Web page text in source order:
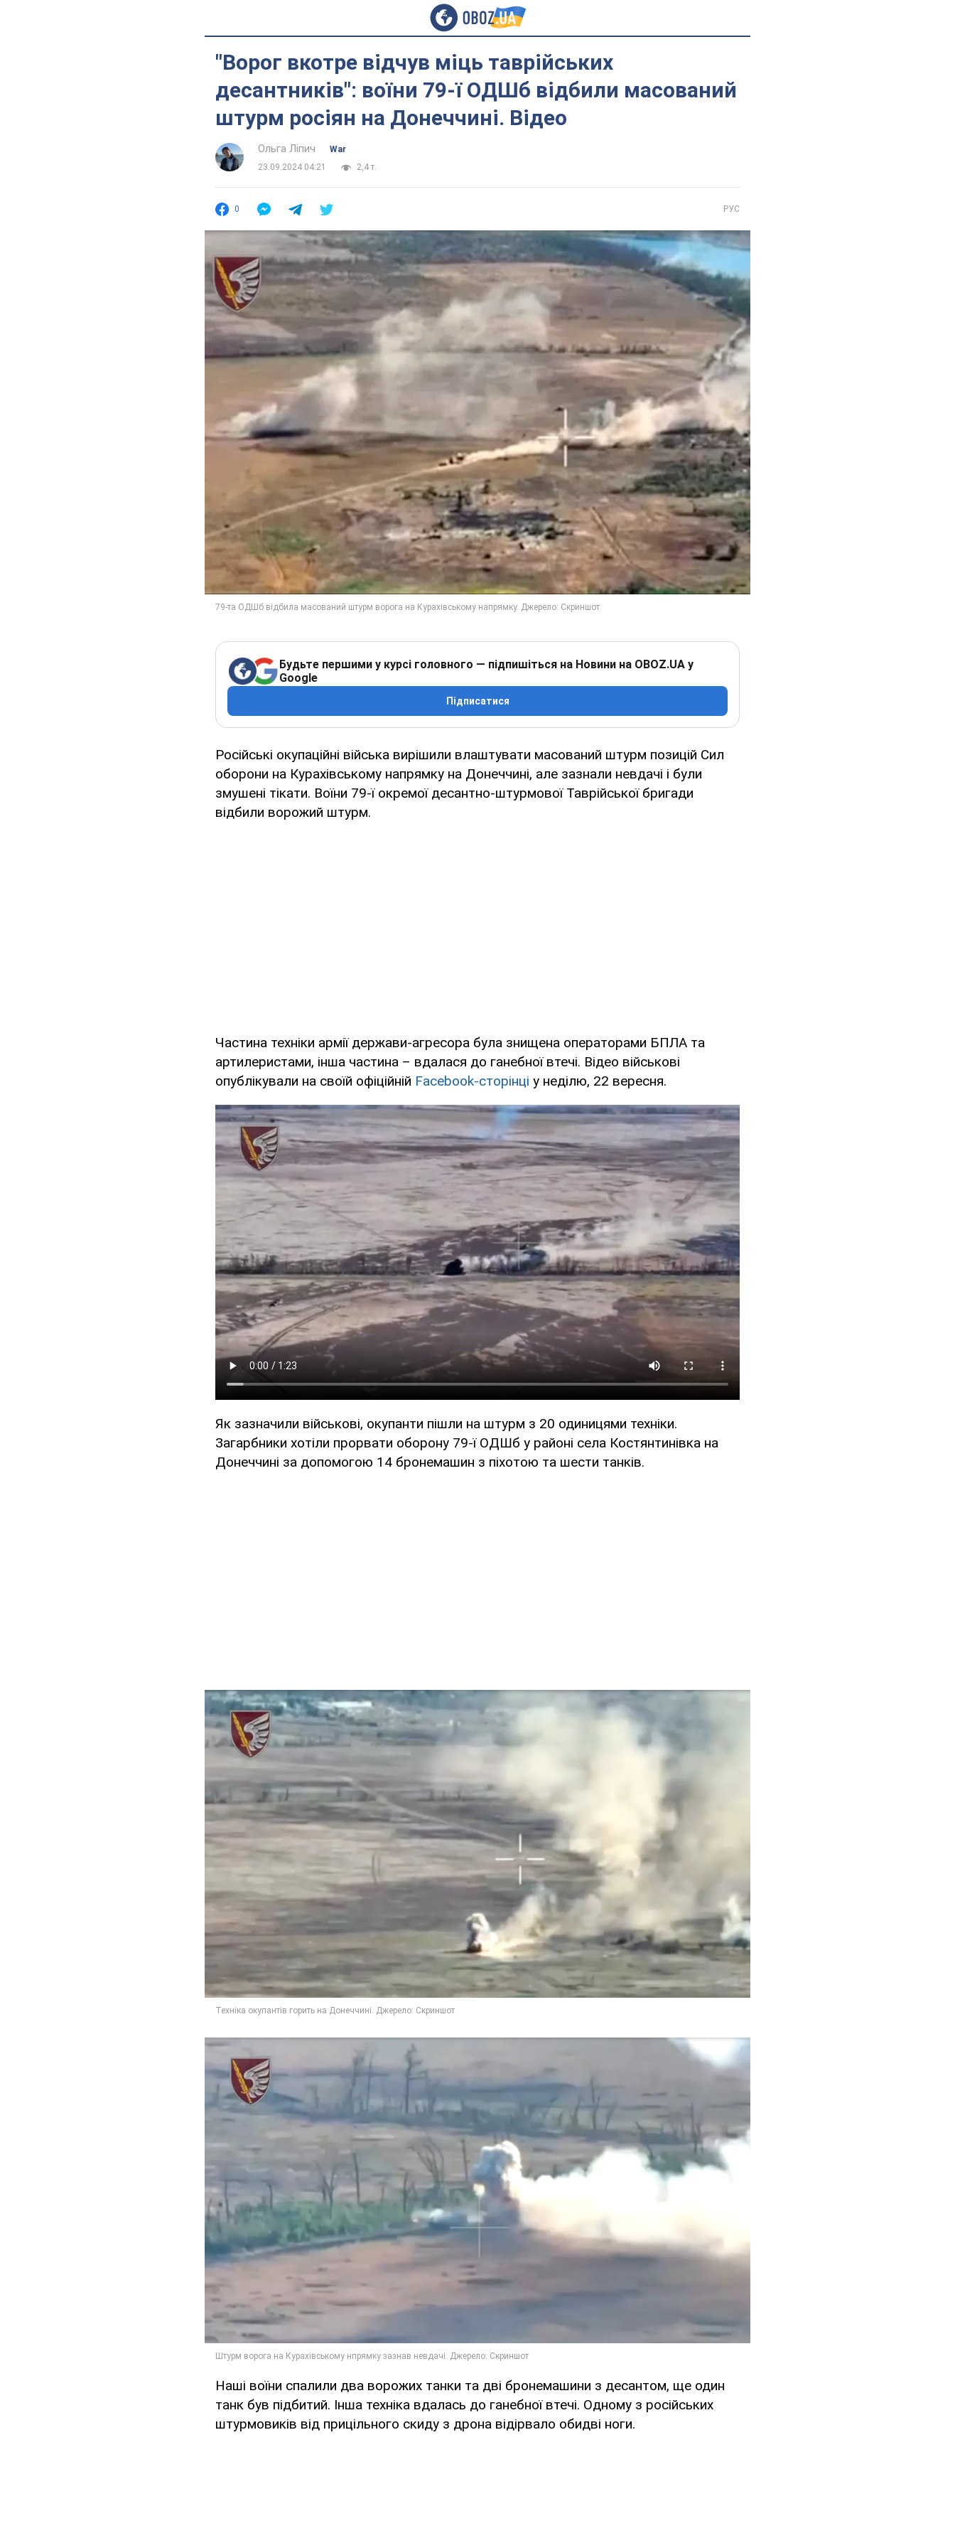
"Ворог вкотре відчув міць таврійських
десантників": воїни 79-ї ОДШб відбили масований
штурм росіян на Донеччині. Відео
Ольга Ліпич
War
23.09.2024 04:21
2,4 т.
0 РУС
Будьте першими у курсі головного — підпишіться на Новини на OBOZ.UA у
Google
Підписатися
Російські окупаційні війська вирішили влаштувати масований штурм позицій Сил
оборони на Курахівському напрямку на Донеччині, але зазнали невдачі і були
змушені тікати. Воїни 79-ї окремої десантно-штурмової Таврійської бригади
відбили ворожий штурм.
Частина техніки армії держави-агресора була знищена операторами БПЛА та
артилеристами, інша частина – вдалася до ганебної втечі. Відео військові
опублікували на своїй офіційній Facebook-сторінці у неділю, 22 вересня.
Як зазначили військові, окупанти пішли на штурм з 20 одиницями техніки.
Загарбники хотіли прорвати оборону 79-ї ОДШб у районі села Костянтинівка на
Донеччині за допомогою 14 бронемашин з піхотою та шести танків.
Наші воїни спалили два ворожих танки та дві бронемашини з десантом, ще один
танк був підбитий. Інша техніка вдалась до ганебної втечі. Одному з російських
штурмовиків від прицільного скиду з дрона відірвало обидві ноги.